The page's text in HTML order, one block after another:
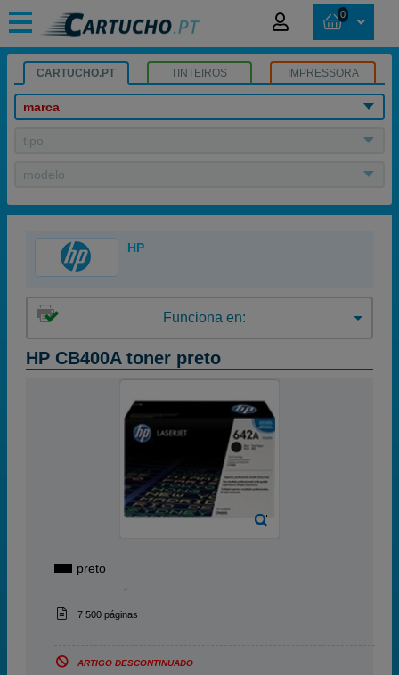
0
CARTUCHO.PT TINTEIROS IMPRESSORA
marca
tipo
modelo
HP
Funciona en:
HP CB400A toner preto
preto
7 500 páginas
ARTIGO DESCONTINUADO